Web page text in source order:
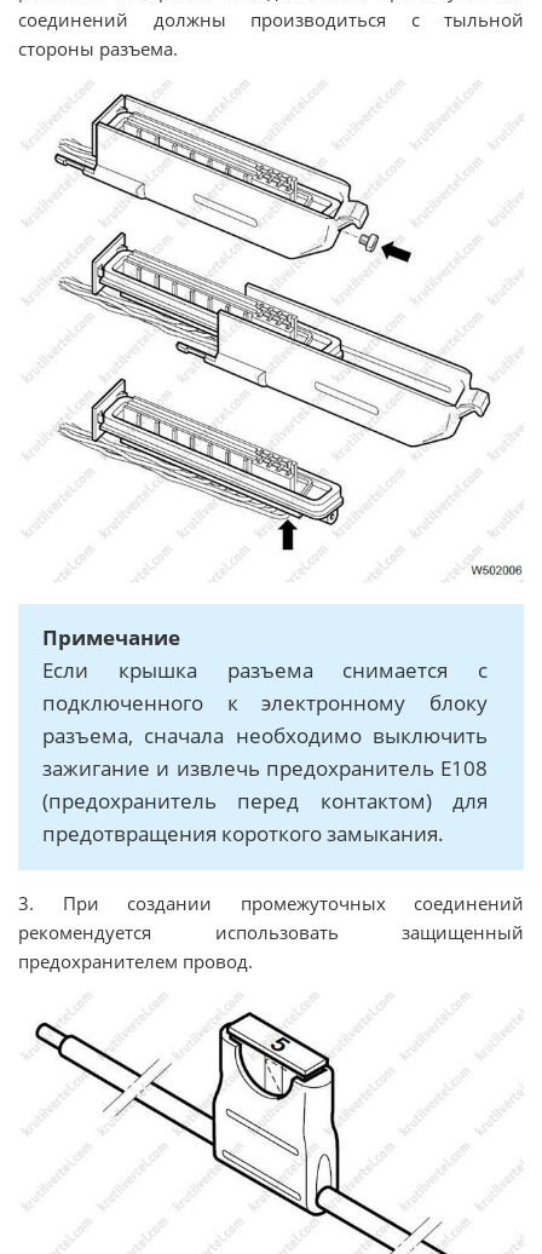
соединений должны производиться с тыльной
стороны разъема.
Примечание
Если крышка разъема снимается с
подключенного к электронному блоку
разъема, сначала необходимо выключить
зажигание и извлечь предохранитель Е108
(предохранитель перед контактом) для
предотвращения короткого замыкания.
3. При создании промежуточных соединений
рекомендуется использовать защищенный
предохранителем провод.